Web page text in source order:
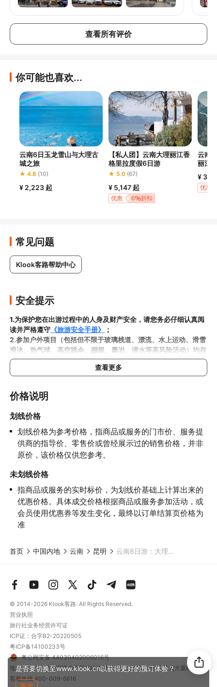
是否要切换至www.klook.cn以获得更好的预订体验？
二天到第七天都起得很早。 从一个景点赶往另一
个景点。 与当地中国大陆游客一起旅行，因为旅
行社将把来自不同预订渠道的订单合并到同一个
团队中。 很有可能遇到不文明的团员，这会影响
您的旅行体验。 与行程不同的团员一起旅行，并
升
升
们让
品
酒店
鲜空
圣物
币！
前去
明火
查看所有评价
你可能也喜欢...
云南6日玉龙雪山与大理古
城之旅
★ 4.8 (10)
¥ 2,223 起
【私人团】云南大理丽江香
格里拉度假6日游
★ 5.0 (67)
¥ 5,147 起
6 折扣
优惠
云南
丽江
¥
优惠
常见问题
Klook客路帮助中心
安全提示
1.为保护您在出游过程中的人身及财产安全，请您务必仔细认真阅
读并严格遵守 《旅游安全手册》
；
2.参加户外项目（包括但不限于玻璃栈道、漂流、水上运动、滑雪
滑冰、热气球、高空跳伞、蹦极、攀岩、潜水等高风险活动）均存
在一定风险，请您在参与相应项目之前充分了解《安全防护指
，在结合自身身体真实状况、年龄等情况并充分参考当地相关
3.禁止孕妇、患有高血压、心脏病等不适合刺激性游玩项目的疾病
患者及严重恐高、体质较弱的游客参加本产品内包含的项目，
隐瞒前述情况参加项目发生意外的，由您本人承担一切责任，因此
给旅行社造成损失的，还需对旅行社进行全额赔偿；
4.因本产品内可能包含多个旅游项目，请您在预订本产品之前与客
服工作人员沟通了解本产品内各项目的准入年龄、准入身高及准入
体重等准入要求，否则预订失败或预订后无法成行的后果由您自行
5.请您在参与项目期间全程穿戴好安全护具，避免发生意外事件；
通，工作人员将会及时为您提供必要支持。
查看更多
价格说明
划线价格
划线价格为参考价格，指商品或服务的门市价、服务提
供商的指导价、零售价或曾经展示过的销售价格，并非
原价，该价格仅供您参考。
未划线价格
指商品或服务的实时标价，为划线价基础上计算出来的
优惠价格。具体成交价格根据商品或服务参加活动，或
会员使用优惠券等发生变化，最终以订单结算页价格为
准
首页 中国内地 云南 昆明 云南8日游：大理、丽江、香格里拉自然风光之旅
© 2014-2026 Klook客路. All Rights Reserved.
营业执照
旅行社业务经营许可证
ICP证：合字B2-20220505
粤ICP备14100233号
粤公网安备 44030402006016号
地址：深圳市前海深港合作区南山街道梦海大道5289号中粮亚太大厦801
客服热线 400-009-6616